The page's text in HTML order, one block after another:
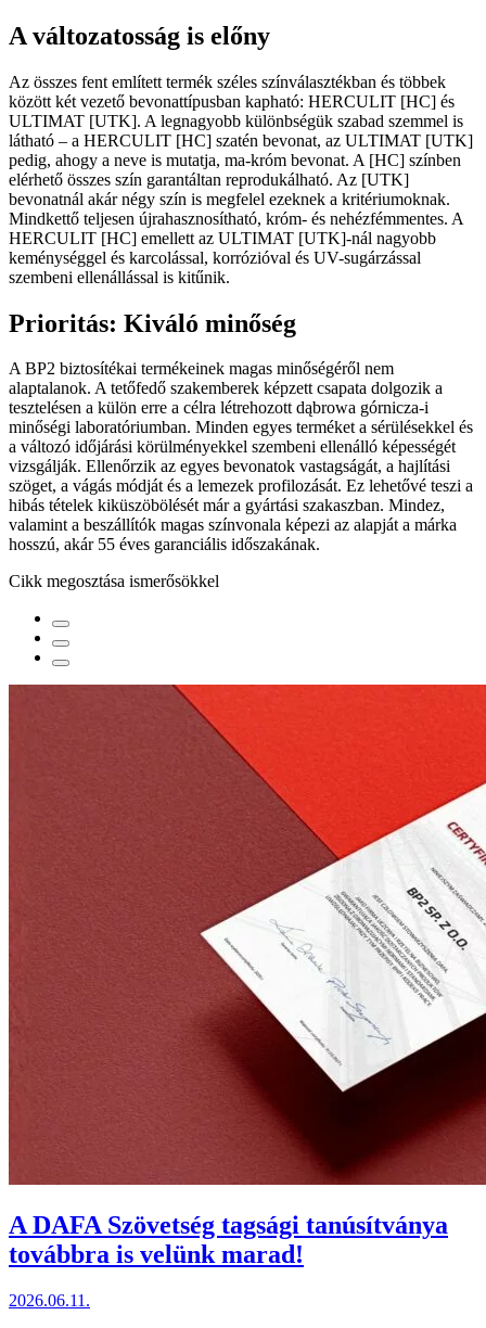
A változatosság is előny
Az összes fent említett termék széles színválasztékban és többek
között két vezető bevonattípusban kapható: HERCULIT [HC] és
ULTIMAT [UTK]. A legnagyobb különbségük szabad szemmel is
látható – a HERCULIT [HC] szatén bevonat, az ULTIMAT [UTK]
pedig, ahogy a neve is mutatja, ma-króm bevonat. A [HC] színben
elérhető összes szín garantáltan reprodukálható. Az [UTK]
bevonatnál akár négy szín is megfelel ezeknek a kritériumoknak.
Mindkettő teljesen újrahasznosítható, króm- és nehézfémmentes. A
HERCULIT [HC] emellett az ULTIMAT [UTK]-nál nagyobb
keménységgel és karcolással, korrózióval és UV-sugárzással
szembeni ellenállással is kitűnik.
Prioritás: Kiváló minőség
A BP2 biztosítékai termékeinek magas minőségéről nem
alaptalanok. A tetőfedő szakemberek képzett csapata dolgozik a
tesztelésen a külön erre a célra létrehozott dąbrowa górnicza-i
minőségi laboratóriumban. Minden egyes terméket a sérülésekkel és
a változó időjárási körülményekkel szembeni ellenálló képességét
vizsgálják. Ellenőrzik az egyes bevonatok vastagságát, a hajlítási
szöget, a vágás módját és a lemezek profilozását. Ez lehetővé teszi a
hibás tételek kiküszöbölését már a gyártási szakaszban. Mindez,
valamint a beszállítók magas színvonala képezi az alapját a márka
hosszú, akár 55 éves garanciális időszakának.
Cikk megosztása ismerősökkel
A DAFA Szövetség tagsági tanúsítványa
továbbra is velünk marad!
2026.06.11.